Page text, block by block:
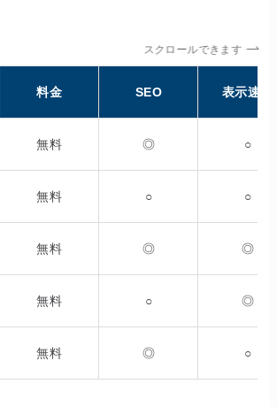
スクロールできます
料金 SEO 表示速度
無料 ◎ ○
無料 ○ ○
無料 ◎ ◎
無料 ○ ◎
無料 ◎ ○